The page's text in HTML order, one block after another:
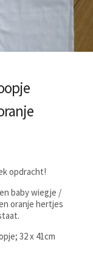
opdracht!
baby wiegje /
oranje hertjes
32 x 41cm